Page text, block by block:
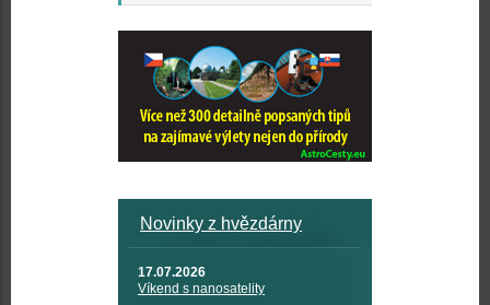
Novinky z hvězdárny
17.07.2026
Víkend s nanosatelity